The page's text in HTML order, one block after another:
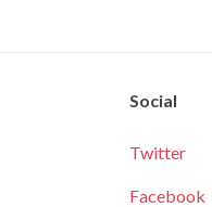
Social
Twitter
Facebook